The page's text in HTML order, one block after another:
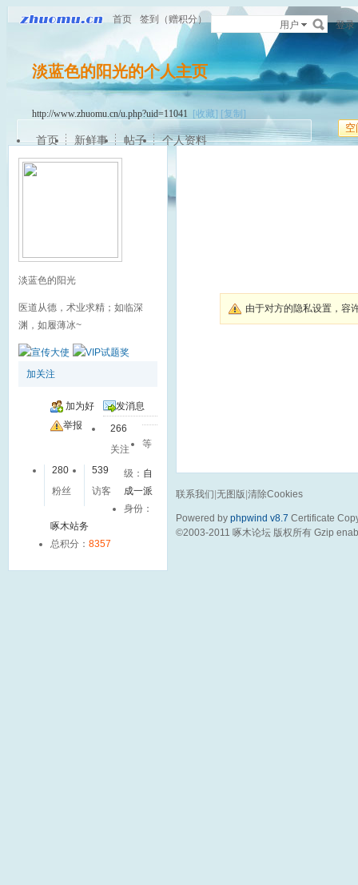
首页 签到（赠积分） 用户 登录
淡蓝色的阳光的个人主页
http://www.zhuomu.cn/u.php?uid=11041 [收藏] [复制]
空
首页 新鲜事 帖子 个人资料
淡蓝色的阳光
医道从德，术业求精；如临深
渊，如履薄冰~
加关注
加为好
友
发消息
举报
266
关注
280
粉丝
539
访客
等
级： 自
成一派
身份：
啄木站务
总积分： 8357
由于对方的隐私设置，容
联系我们 无图版 清除Cookies
Powered by phpwind v8.7 Certificate
©2003-2011 啄木论坛 版权所有 Gzip